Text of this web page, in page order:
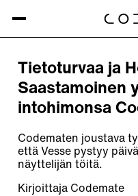
Kaikki artikkelit
Tietoturvaa ja
Saastamoinen
intohimonsa
Codematen joustava
että Vesse pystyy
näyttelijän töitä.
Kirjoittaja Codemate